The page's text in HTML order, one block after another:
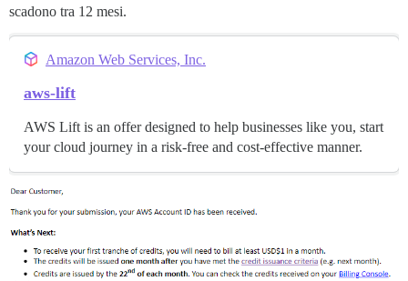
scadono tra 12 mesi.
Amazon Web Services, Inc.
aws-lift
AWS Lift is an offer designed to help businesses like you, start
your cloud journey in a risk-free and cost-effective manner.